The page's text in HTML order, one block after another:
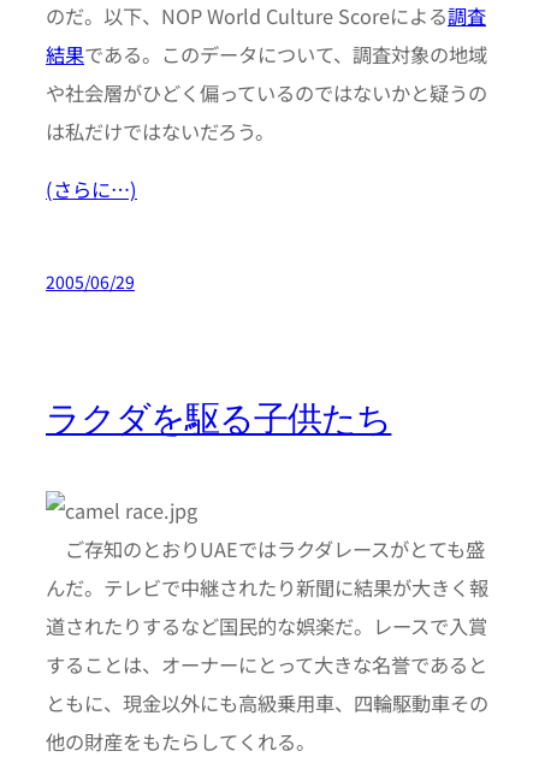
のだ。以下、NOP World Culture Scoreによる調査
結果である。このデータについて、調査対象の地域
や社会層がひどく偏っているのではないかと疑うの
は私だけではないだろう。
(さらに…)
2005/06/29
ラクダを駆る子供たち
ご存知のとおりUAEではラクダレースがとても盛
んだ。テレビで中継されたり新聞に結果が大きく報
道されたりするなど国民的な娯楽だ。レースで入賞
することは、オーナーにとって大きな名誉であると
ともに、現金以外にも高級乗用車、四輪駆動車その
他の財産をもたらしてくれる。